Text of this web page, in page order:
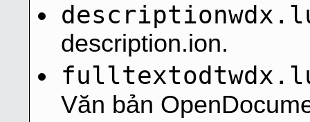
description.ion.
Văn bản